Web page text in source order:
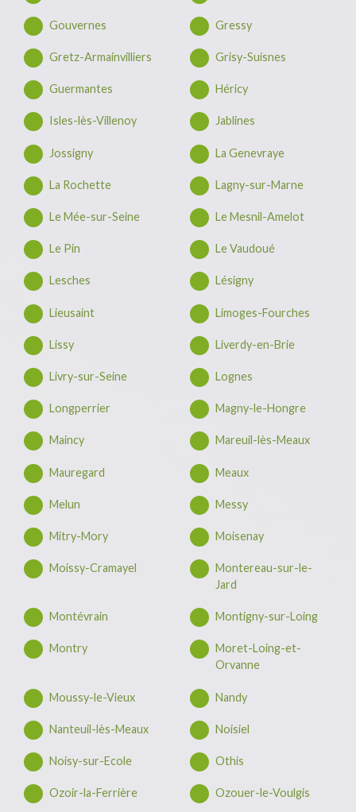
Gouvernes Gressy
Gretz-Armainvilliers Grisy-Suisnes
Guermantes Héricy
Isles-lès-Villenoy Jablines
Jossigny La Genevraye
La Rochette Lagny-sur-Marne
Le Mée-sur-Seine Le Mesnil-Amelot
Le Pin Le Vaudoué
Lesches Lésigny
Lieusaint Limoges-Fourches
Lissy Liverdy-en-Brie
Livry-sur-Seine Lognes
Longperrier Magny-le-Hongre
Maincy Mareuil-lès-Meaux
Mauregard Meaux
Melun Messy
Mitry-Mory Moisenay
Moissy-Cramayel
Montereau-sur-le-
Jard
Montévrain Montigny-sur-Loing
Montry
Moret-Loing-et-
Orvanne
Moussy-le-Vieux Nandy
Nanteuil-lès-Meaux Noisiel
Noisy-sur-Ecole Othis
Ozoir-la-Ferrière Ozouer-le-Voulgis